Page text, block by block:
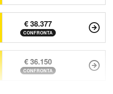
€ 38.377
CONFRONTA
€ 36.150
CONFRONTA